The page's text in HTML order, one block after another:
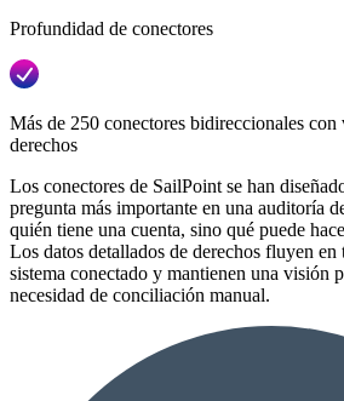
Profundidad de conectores
Más de 250 conectores bidireccionales
derechos
Los conectores de SailPoint se han
pregunta más importante en una auditoría
quién tiene una cuenta, sino qué puede
Los datos detallados de derechos fluyen en
sistema conectado y mantienen una visión
necesidad de conciliación manual.